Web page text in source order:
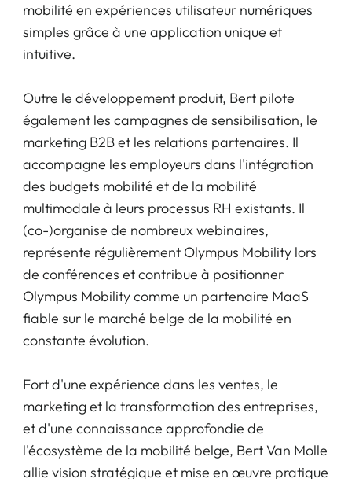
mobilité en expériences utilisateur numériques
simples grâce à une application unique et
intuitive.
Outre le développement produit, Bert pilote
également les campagnes de sensibilisation, le
marketing B2B et les relations partenaires. Il
accompagne les employeurs dans l'intégration
des budgets mobilité et de la mobilité
multimodale à leurs processus RH existants. Il
(co-)organise de nombreux webinaires,
représente régulièrement Olympus Mobility lors
de conférences et contribue à positionner
Olympus Mobility comme un partenaire MaaS
fiable sur le marché belge de la mobilité en
constante évolution.
Fort d'une expérience dans les ventes, le
marketing et la transformation des entreprises,
et d'une connaissance approfondie de
l'écosystème de la mobilité belge, Bert Van Molle
allie vision stratégique et mise en œuvre pratique